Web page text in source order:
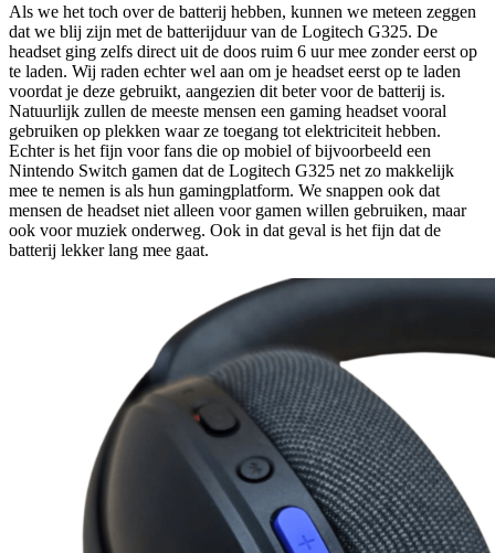
Als we het toch over de batterij hebben, kunnen we meteen zeggen
dat we blij zijn met de batterijduur van de Logitech G325. De
headset ging zelfs direct uit de doos ruim 6 uur mee zonder eerst op
te laden. Wij raden echter wel aan om je headset eerst op te laden
voordat je deze gebruikt, aangezien dit beter voor de batterij is.
Natuurlijk zullen de meeste mensen een gaming headset vooral
gebruiken op plekken waar ze toegang tot elektriciteit hebben.
Echter is het fijn voor fans die op mobiel of bijvoorbeeld een
Nintendo Switch gamen dat de Logitech G325 net zo makkelijk
mee te nemen is als hun gamingplatform. We snappen ook dat
mensen de headset niet alleen voor gamen willen gebruiken, maar
ook voor muziek onderweg. Ook in dat geval is het fijn dat de
batterij lekker lang mee gaat.